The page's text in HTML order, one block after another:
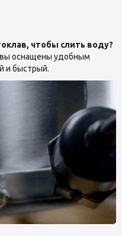
чтобы слить воду?
оснащены удобным
и быстрый.